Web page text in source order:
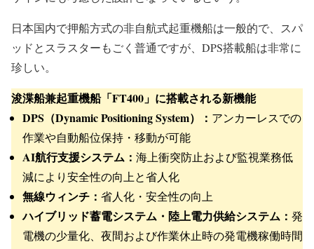
日本国内で押船方式の非自航式起重機船は一般的で、スパ
ッドとスラスターもごく普通ですが、DPS搭載船は非常に
珍しい。
浚渫船兼起重機船「FT400」に搭載される新機能
DPS（Dynamic Positioning System）： アンカーレスでの
作業や自動船位保持・移動が可能
AI航行支援システム： 海上衝突防止および監視業務低
減により安全性の向上と省人化
無線ウィンチ： 省人化・安全性の向上
ハイブリッド蓄電システム・陸上電力供給システム： 発
電機の少量化、夜間および作業休止時の発電機稼働時間